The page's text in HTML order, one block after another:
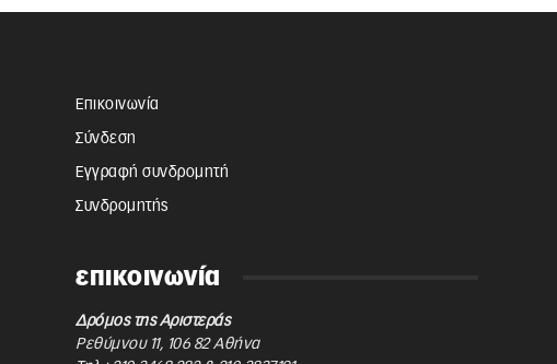
Επικοινωνία
Σύνδεση
Εγγραφή συνδρομητή
Συνδρομητής
επικοινωνία
Δρόμος της Αριστεράς
Ρεθύμνου 11, 106 82 Αθήνα